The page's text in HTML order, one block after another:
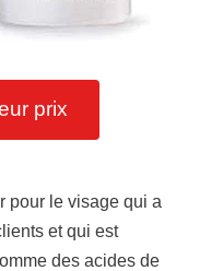
prix
pour le visage qui a
et qui est
des acides de